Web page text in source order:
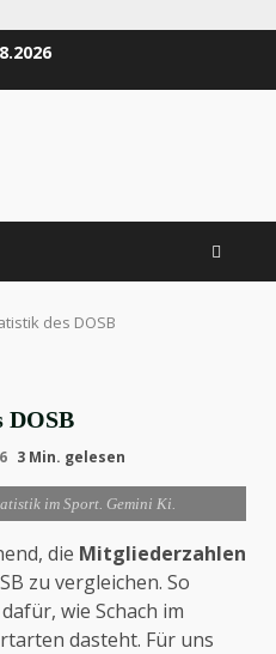
des DOSB
DOSB
3 Min. gelesen
im Sport. Gemini Ki.
die Mitgliederzahlen
zu vergleichen. So
wie Schach im
dasteht. Für uns